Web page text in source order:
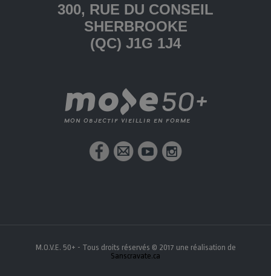
300, RUE DU CONSEIL
SHERBROOKE
(QC) J1G 1J4
M.O.V.E. 50+ - Tous droits réservés © 2017 une réalisation de
Sanscravate.ca